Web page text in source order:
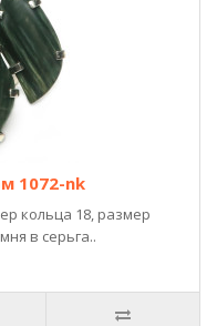
1072-nk
кольца 18, размер
в серьга..